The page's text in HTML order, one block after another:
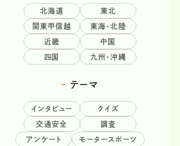
北海道 東北
関東甲信越 東海・北陸
近畿 中国
四国 九州・沖縄
テーマ
インタビュー クイズ
交通安全 調査
アンケート モータースポーツ